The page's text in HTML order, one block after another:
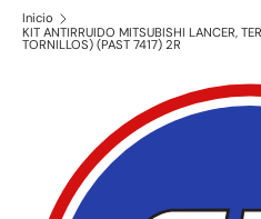
Inicio
KIT ANTIRRUIDO MITSUBISHI LANCER,
TORNILLOS) (PAST 7417) 2R